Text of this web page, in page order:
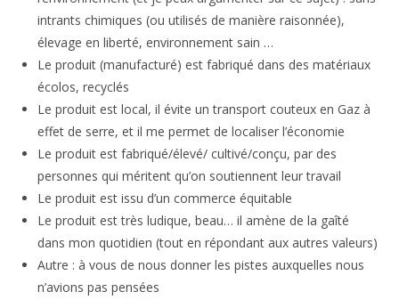
intrants chimiques (ou utilisés de manière raisonnée),
élevage en liberté, environnement sain …
Le produit (manufacturé) est fabriqué dans des matériaux
écolos, recyclés
Le produit est local, il évite un transport couteux en Gaz à
effet de serre, et il me permet de localiser l’économie
Le produit est fabriqué/élevé/ cultivé/conçu, par des
personnes qui méritent qu’on soutiennent leur travail
Le produit est issu d’un commerce équitable
Le produit est très ludique, beau… il amène de la gaîté
dans mon quotidien (tout en répondant aux autres valeurs)
Autre : à vous de nous donner les pistes auxquelles nous
n’avions pas pensées